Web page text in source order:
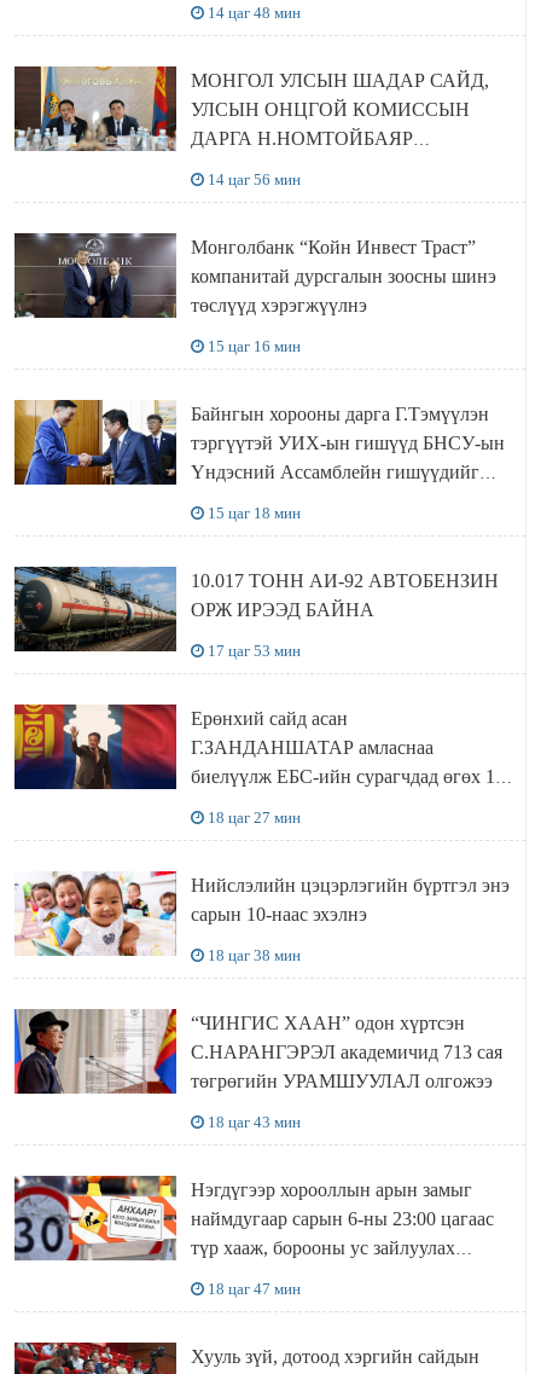
14 цаг 48 мин
МОНГОЛ УЛСЫН ШАДАР САЙД,
УЛСЫН ОНЦГОЙ КОМИССЫН
ДАРГА Н.НОМТОЙБАЯР
14 цаг 56 мин
Монголбанк “Койн Инвест Траст”
компанитай дурсгалын зоосны шинэ
төслүүд хэрэгжүүлнэ
15 цаг 16 мин
Байнгын хорооны дарга Г.Тэмүүлэн
тэргүүтэй УИХ-ын гишүүд БНСУ-ын
Үндэсний Ассамблейн гишүүдийг
15 цаг 18 мин
10.017 ТОНН АИ-92 АВТОБЕНЗИН
ОРЖ ИРЭЭД БАЙНА
17 цаг 53 мин
Ерөнхий сайд асан
Г.ЗАНДАНШАТАР амласнаа
биелүүлж ЕБС-ийн сурагчдад өгөх 10.
18 цаг 27 мин
Нийслэлийн цэцэрлэгийн бүртгэл энэ
сарын 10-наас эхэлнэ
18 цаг 38 мин
“ЧИНГИС ХААН” одон хүртсэн
С.НАРАНГЭРЭЛ академичид 713 сая
төгрөгийн УРАМШУУЛАЛ олгожээ
18 цаг 43 мин
Нэгдүгээр хорооллын арын замыг
наймдугаар сарын 6-ны 23:00 цагаас
түр хааж, борооны ус зайлуулах
18 цаг 47 мин
Хууль зүй, дотоод хэргийн сайдын